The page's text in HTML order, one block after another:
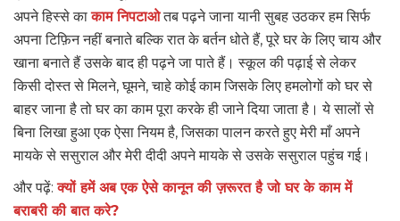
अपने हिस्से काकाम निपटाओतब पढ़ने जाना यानी सुबह उठकर हम सिर्फ
अपना टिफ़िन नहीं बनाते बल्कि रात के बर्तन धोते हैं, पूरे घर के लिए चाय और
खाना बनाते हैं उसके बाद ही पढ़ने जा पाते हैं। स्कूल की पढ़ाई से लेकर
किसी दोस्त से मिलने, घूमने, चाहे कोई काम जिसके लिए हमलोगों को घर से
बाहर जाना है तो घर का काम पूरा करके ही जाने दिया जाता है। ये सालों से
बिना लिखा हुआ एक ऐसा नियम है, जिसका पालन करते हुए मेरी माँ अपने
मायके से ससुराल और मेरी दीदी अपने मायके से उसके ससुराल पहुंच गई।
और पढ़ें:क्यों हमें अब एक ऐसे कानून की ज़रूरत है जो घर के काम में
बराबरी की बात करे?